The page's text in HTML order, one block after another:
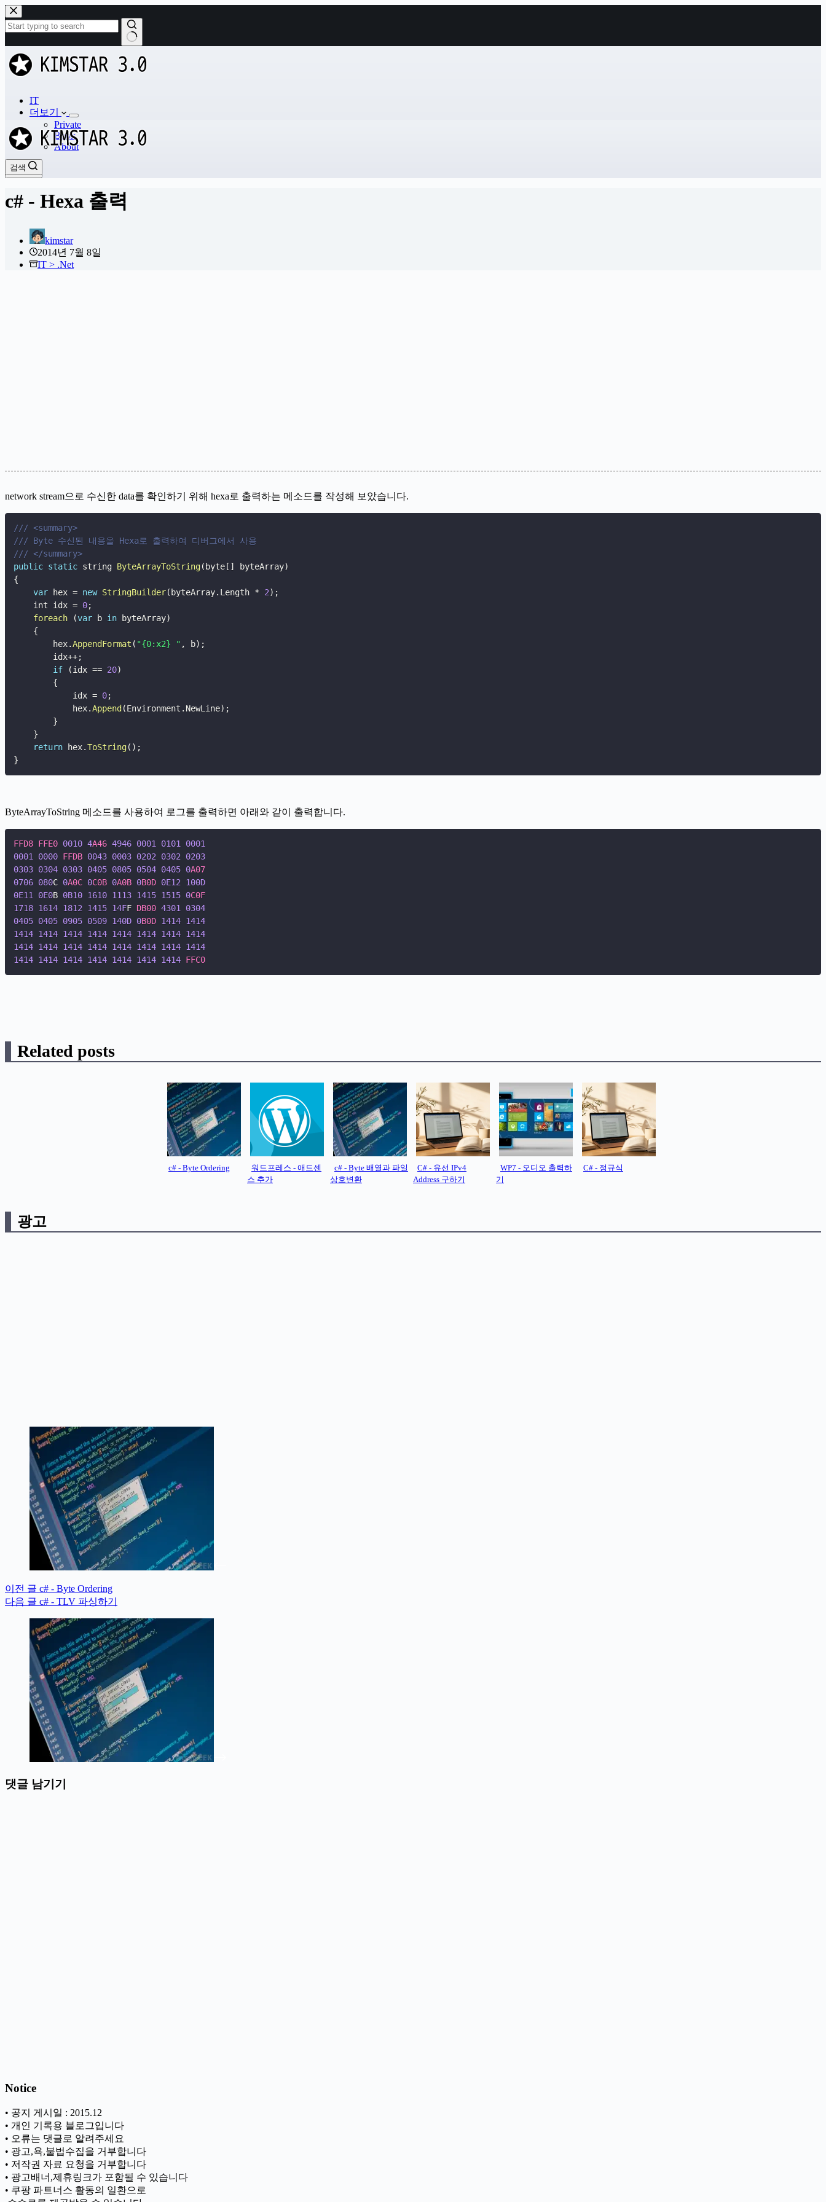
본
문
으
로
건
너
과
없
IT
더보기
Private
Book
About
검색
검색
c# - Hexa 출력
kimstar
2014년 7월 8일
IT > .Net
network stream으로 수신한 data를 확인하기 위해 hexa로 출력하는 메소드를 작성해 보았습니다.
/// <summary>
/// Byte 수신된 내용을 Hexa로 출력하여 디버그에서 사용
/// </summary>
public static string ByteArrayToString( byte [ ] byteArray)
{
var hex = new StringBuilder( byteArray. Length * 2) ;
    int idx
= 0;
foreach
(var b in byteArray)
{
        hex
.AppendFormat ( "{0:x2} " , b) ;
        idx
++;
if
(idx == 20)
{
            idx
= 0;
            hex
.Append (Environment . NewLine) ;
}
}
return hex.ToString( ) ;
}
ByteArrayToString 메소드를 사용하여 로그를 출력하면 아래와 같이 출력합니다.
FFD8 FFE0 0010 4A46 4946 0001 0101
0001
0001
0000 FFDB 0043 0003 0202 0302
0203
0303 0304 0303 0405 0805 0504 0405 0A07
0706 080C 0A0C 0C0B 0A0B 0B0D 0E12
100D
0E11
0E0B 0B10 1610 1113 1415 1515 0C0F
1718 1614 1812 1415 14FF DB00 4301
0304
0405 0405 0905 0509 140D 0B0D 1414 1414
1414 1414 1414 1414 1414 1414 1414 1414
1414 1414 1414 1414 1414 1414 1414 1414
1414 1414 1414 1414 1414 1414 1414 FFC0
Related posts
c# - Byte Ordering
워드프레스 - 애드센
스 추가
c# - Byte 배열과 파일
상호변환
C# - 유선 IPv4
Address 구하기
WP7 - 오디오 출력하
기
C# - 정규식
광고
이전 글 c# - Byte Ordering
다음 글 c# - TLV 파싱하기
댓글 남기기
Notice
• 공지 게시일 : 2015.12
• 개인 기록용 블로그입니다
• 오류는 댓글로 알려주세요
• 광고,욕,불법수집을 거부합니다
• 저작권 자료 요청을 거부합니다
• 광고배너,제휴링크가 포함될 수 있습니다
• 쿠팡 파트너스 활동의 일환으로